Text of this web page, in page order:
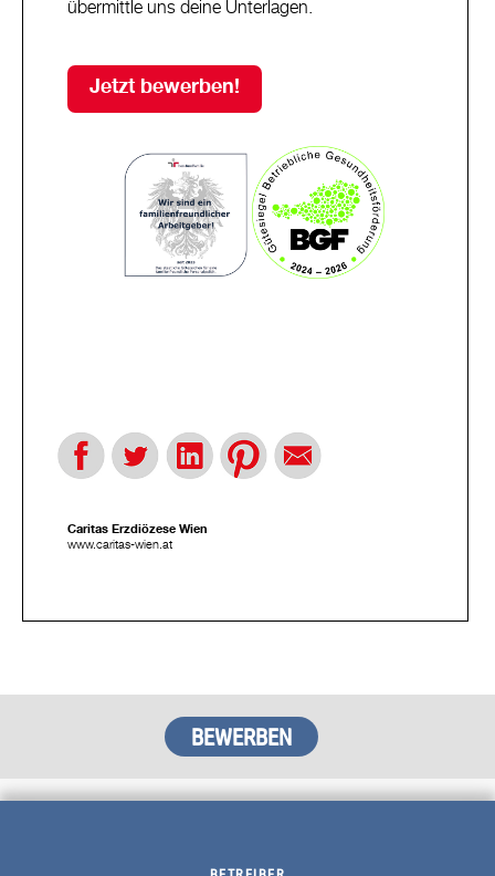
übermittle uns deine Unterlagen.
Jetzt bewerben!
Caritas Erzdiözese Wien
www.caritas-wien.at